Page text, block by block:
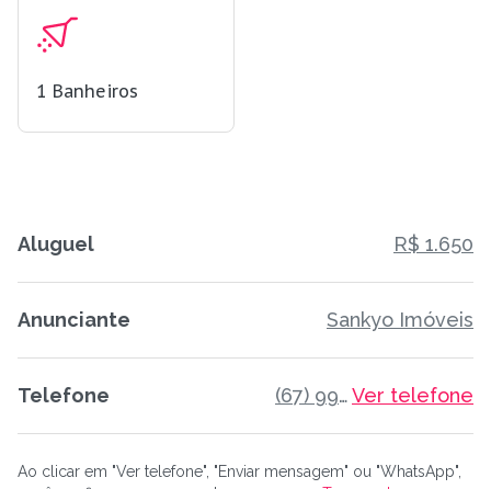
1 Banheiros
Aluguel R$ 1.650
Anunciante Sankyo Imóveis
Telefone (67) 99245-7707Ver telefone
Ao clicar em "Ver telefone", "Enviar mensagem" ou "WhatsApp",